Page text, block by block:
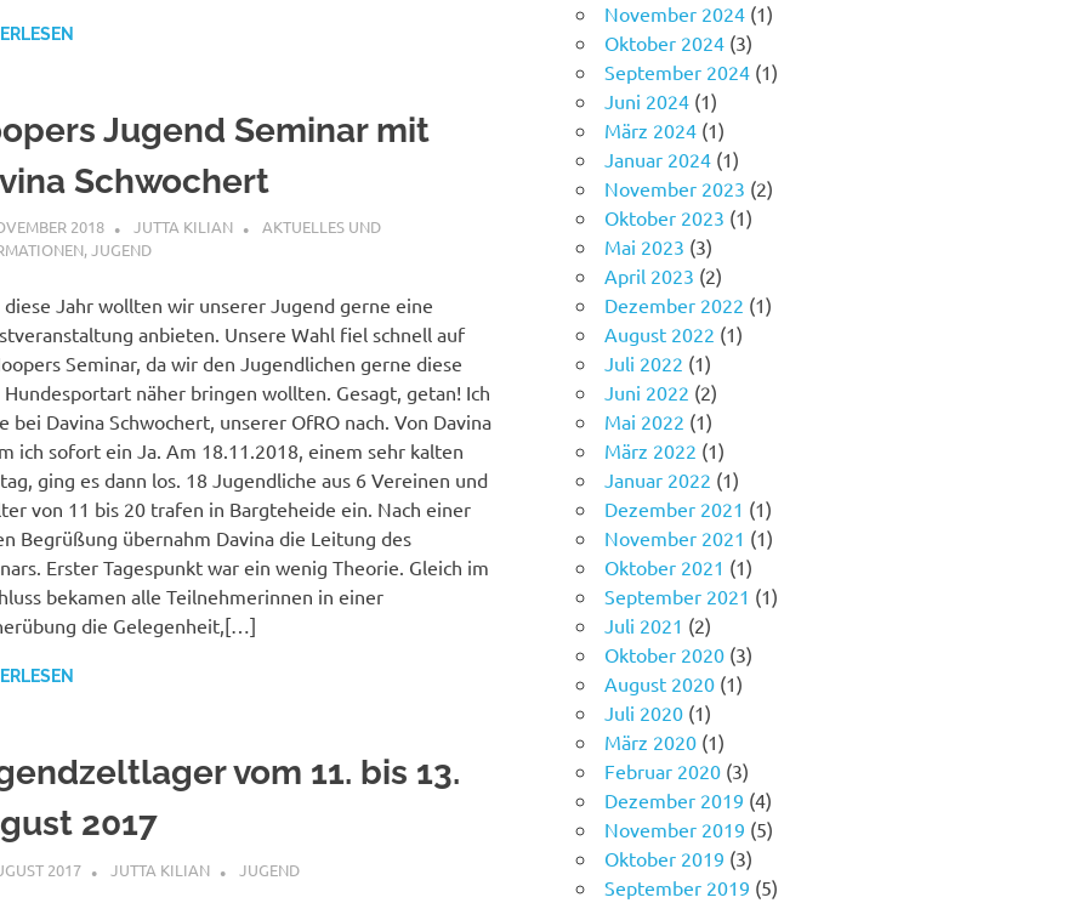
Jugend Seminar mit
Schwochert
2018 JUTTA KILIAN
AKTUELLES UND
,JUGEND
diese Jahr wollten wir unserer Jugend gerne eine
anbieten. Unsere Wahl fiel schnell auf
Seminar, da wir den Jugendlichen gerne diese
Hundesportart näher bringen wollten. Gesagt, getan! Ich
bei Davina Schwochert, unserer OfRO nach. Von Davina
ich sofort ein Ja. Am 18.11.2018, einem sehr kalten
ging es dann los. 18 Jugendliche aus 6 Vereinen und
von 11 bis 20 trafen in Bargteheide ein. Nach einer
Begrüßung übernahm Davina die Leitung des
Erster Tagespunkt war ein wenig Theorie. Gleich im
bekamen alle Teilnehmerinnen in einer
die Gelegenheit,[…]
vom 11. bis 13.
2017
2017 JUTTA KILIAN JUGEND
November 2024 (1)
Oktober 2024 (3)
September 2024 (1)
Juni 2024 (1)
März 2024 (1)
Januar 2024 (1)
November 2023 (2)
Oktober 2023 (1)
Mai 2023 (3)
April 2023 (2)
Dezember 2022 (1)
August 2022 (1)
Juli 2022 (1)
Juni 2022 (2)
Mai 2022 (1)
März 2022 (1)
Januar 2022 (1)
Dezember 2021 (1)
November 2021 (1)
Oktober 2021 (1)
September 2021 (1)
Juli 2021 (2)
Oktober 2020 (3)
August 2020 (1)
Juli 2020 (1)
März 2020 (1)
Februar 2020 (3)
Dezember 2019 (4)
November 2019 (5)
Oktober 2019 (3)
September 2019 (5)